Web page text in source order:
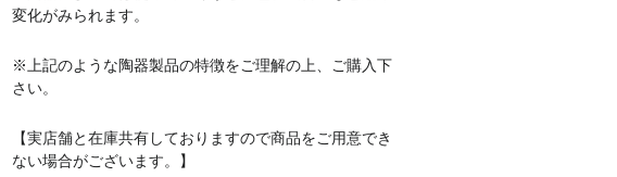
変化がみられます。
※上記のような陶器製品の特徴をご理解の上、ご購入下
さい。
【実店舗と在庫共有しておりますので商品をご用意でき
ない場合がございます。】